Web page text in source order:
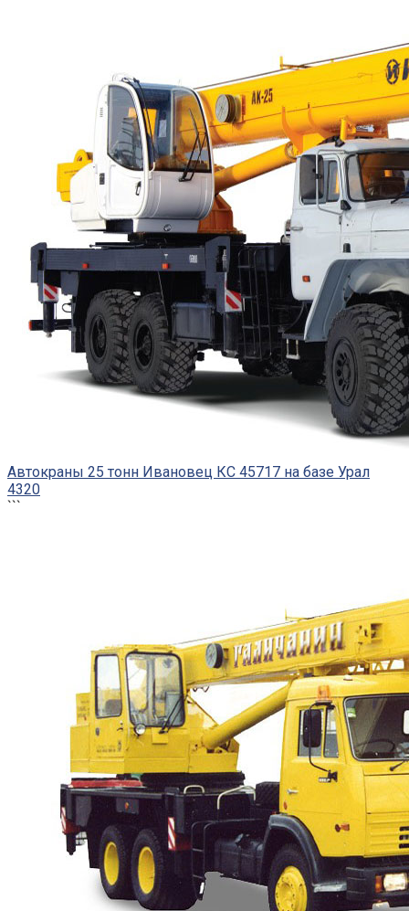
Автокраны 25 тонн Ивановец КС 45717 на базе Урал
4320
```